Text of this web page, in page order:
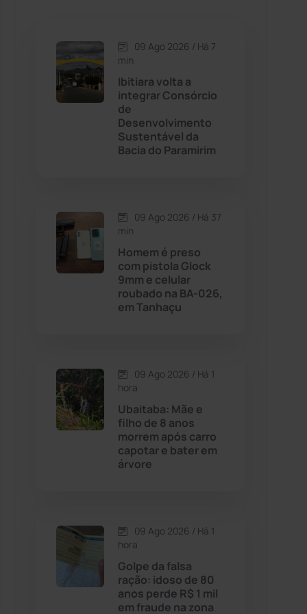
Caetité (1504)
Candiba
Cândido Sales
(103)
Caturama
Chapada Diamantina (430)
Cordeiros
Dom Basílio
(1236)
Érico Cardoso
Esportes
09 Ago 2026 / Há 7
min
Ibitiara volta a
integrar Consórcio
de
Desenvolvimento
Sustentável da
Bacia do Paramirim
09 Ago 2026 / Há 37
min
Homem é preso
com pistola Glock
9mm e celular
roubado na BA-026,
em Tanhaçu
09 Ago 2026 / Há 1
hora
Ubaitaba: Mãe e
filho de 8 anos
morrem após carro
capotar e bater em
árvore
09 Ago 2026 / Há 1
hora
Golpe da falsa
ração: idoso de 80
anos perde R$ 1 mil
em fraude na zona